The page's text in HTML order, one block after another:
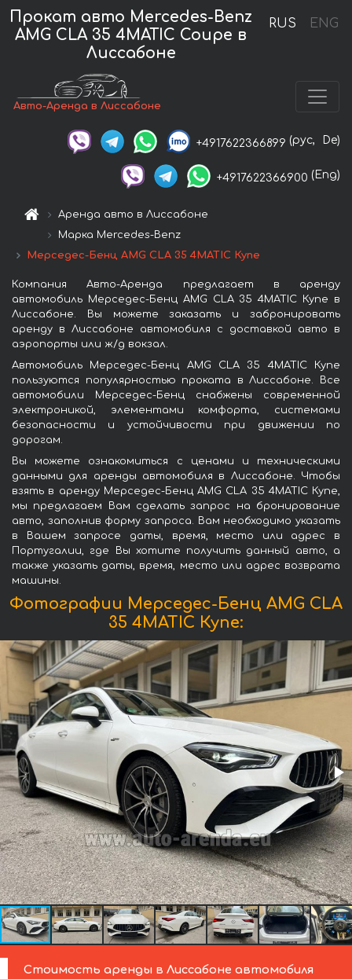
RUS ENG
Прокат авто Mercedes-Benz
AMG CLA 35 4MATIC Coupe в
Лиссабоне
Авто-Аренда в Лиссабоне
+4917622366899 (рус, De)
+4917622366900 (Eng)
Аренда авто в Лиссабоне
Марка Mercedes-Benz
Мерседес-Бенц AMG CLA 35 4MATIC Купе
Компания Авто-Аренда предлагает в аренду
автомобиль Мерседес-Бенц AMG CLA 35 4MATIC Купе в
Лиссабоне. Вы можете заказать и забронировать
аренду в Лиссабоне автомобиля с доставкой авто в
аэропорты или ж/д вокзал.
Автомобиль Мерседес-Бенц AMG CLA 35 4MATIC Купе
пользуются популярностью проката в Лиссабоне. Все
автомобили Мерседес-Бенц снабжены современной
электроникой, элементами комфорта, системами
безопасности и устойчивости при движении по
дорогам.
Вы можете ознакомиться с ценами и техническими
данными для аренды автомобиля в Лиссабоне. Чтобы
взять в аренду Мерседес-Бенц AMG CLA 35 4MATIC Купе,
мы предлагаем Вам сделать запрос на бронирование
авто, заполнив форму запроса. Вам необходимо указать
в Вашем запросе даты, время, место или адрес в
Португалии, где Вы хотите получить данный авто, а
также указать даты, время, место или адрес возврата
машины.
Фотографии Мерседес-Бенц AMG CLA
35 4MATIC Купе:
Стоимость аренды в Лиссабоне автомобиля